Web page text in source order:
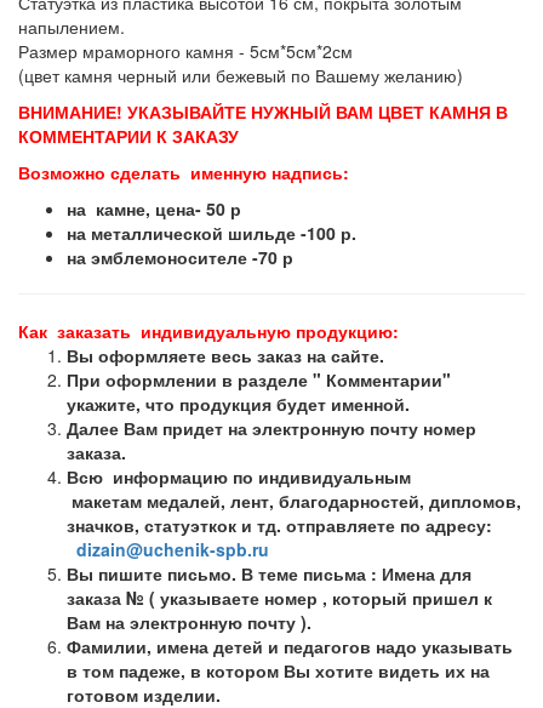
напылением.
Размер мраморного камня - 5см*5см*2см
(цвет камня черный или бежевый по Вашему желанию)
ВНИМАНИЕ! УКАЗЫВАЙТЕ НУЖНЫЙ ВАМ ЦВЕТ КАМНЯ В
КОММЕНТАРИИ К ЗАКАЗУ
Возможно сделать именную надпись:
на камне, цена- 50 р
на металлической шильде -100 р.
на эмблемоносителе -70 р
Как заказать индивидуальную продукцию:
Вы оформляете весь заказ на сайте.
При оформлении в разделе " Комментарии"
укажите, что продукция будет именной.
Далее Вам придет на электронную почту номер
заказа.
Всю информацию по индивидуальным
макетам медалей, лент, благодарностей, дипломов,
значков, статуэткок и тд. отправляете по адресу:
dizain@uchenik-spb.ru
Вы пишите письмо. В теме письма : Имена для
заказа № ( указываете номер , который пришел к
Вам на электронную почту ).
Фамилии, имена детей и педагогов надо указывать
в том падеже, в котором Вы хотите видеть их на
готовом изделии.